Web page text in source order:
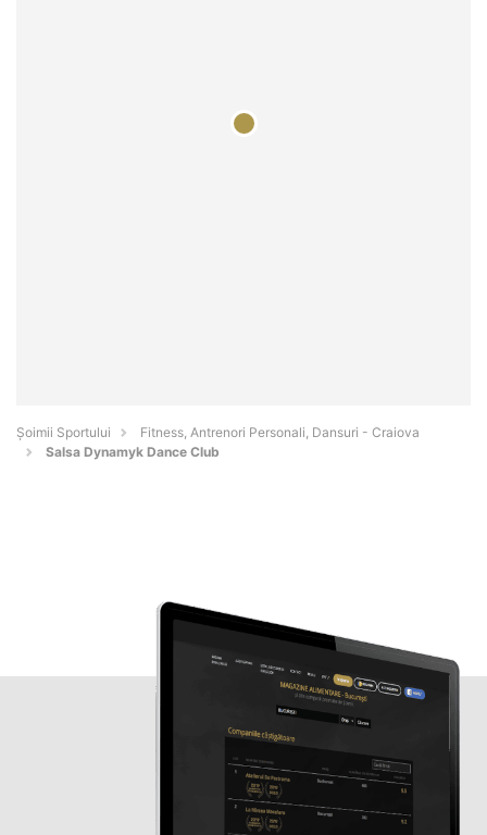
Șoimii Sportului
Fitness, Antrenori Personali, Dansuri - Craiova
Salsa Dynamyk Dance Club